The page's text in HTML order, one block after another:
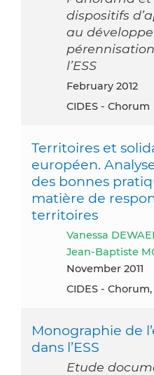
dispositifs
au
l’ESS
February 2012
CIDES - Chorum
Territoires et
européen.
des bonnes
matière de
territoires
Vanessa
Jean-Baptiste
November 2011
CIDES - Chorum,
Monographie de
dans l’ESS
Etude